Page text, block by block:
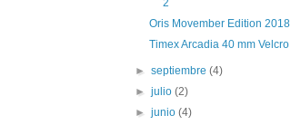
2
Oris Movember Edition 2018
Timex Arcadia 40 mm Velcro
►septiembre(4)
►julio(2)
►junio(4)